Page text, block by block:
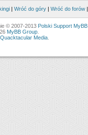
| Wróć do góry | Wróć do forów |
© 2007-2013 Polski Support MyBB
MyBB Group
Quacktacular Media